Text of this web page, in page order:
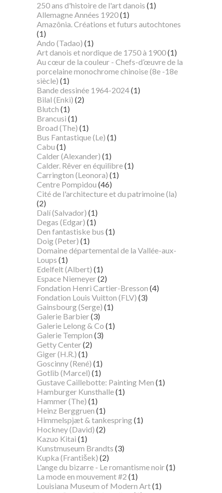
250 ans d'histoire de l'art danois (1)
Allemagne Années 1920(1)
Amazônia. Créations et futurs autochtones
(1)
Ando (Tadao) (1)
Art danois et nordique de 1750 à 1900(1)
Au cœur de la couleur - Chefs-d’œuvre de la
porcelaine monochrome chinoise (8e -18e
siècle) (1)
Bande dessinée 1964-2024(1)
Bilal (Enki) (2)
Blutch (1)
Brancusi (1)
Broad (The) (1)
Bus Fantastique (Le) (1)
Cabu (1)
Calder (Alexander) (1)
Calder. Rêver en équilibre(1)
Carrington (Leonora) (1)
Centre Pompidou (46)
Cité de l'architecture et du patrimoine (la)
(2)
Dalí (Salvador) (1)
Degas (Edgar) (1)
Den fantastiske bus (1)
Doig (Peter) (1)
Domaine départemental de la Vallée-aux-
Loups (1)
Edelfelt (Albert) (1)
Espace Niemeyer(2)
Fondation Henri Cartier-Bresson (4)
Fondation Louis Vuitton (FLV) (3)
Gainsbourg (Serge) (1)
Galerie Barbier(3)
Galerie Lelong & Co (1)
Galerie Templon (3)
Getty Center(2)
Giger (H.R.) (1)
Goscinny (René) (1)
Gotlib (Marcel) (1)
Gustave Caillebotte: Painting Men (1)
Hamburger Kunsthalle(1)
Hammer (The) (1)
Heinz Berggruen (1)
Himmelspjæt & tankespring(1)
Hockney (David) (2)
Kazuo Kitai (1)
Kunstmuseum Brandts (3)
Kupka (František) (2)
L'ange du bizarre - Le romantisme noir(1)
La mode en mouvement #2 (1)
Louisiana Museum of Modern Art(1)